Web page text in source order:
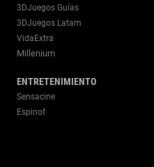
3DJuegos Guías
3DJuegos Latam
VidaExtra
Millenium
ENTRETENIMIENTO
Sensacine
Espinof